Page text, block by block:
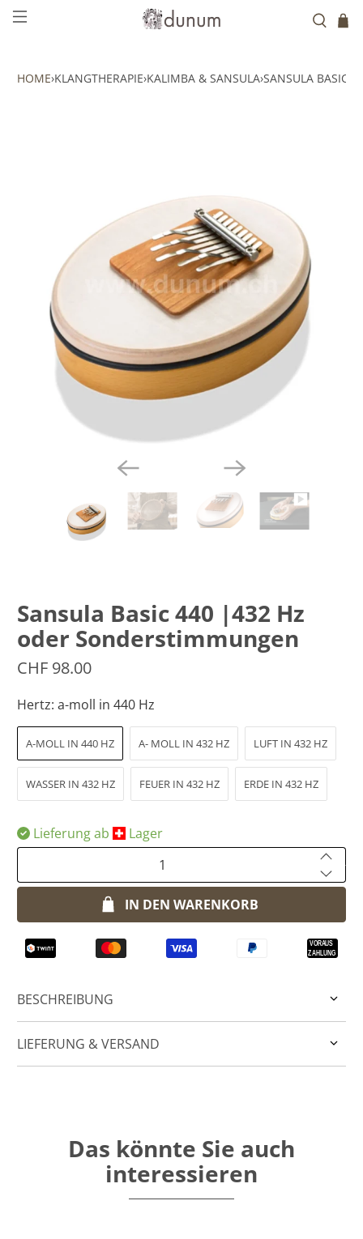
HOME›KLANGTHERAPIE›KALIMBA & SANSULA›SANSULA BASIC
Sansula Basic 440 |432 Hz
oder Sonderstimmungen
CHF 98.00
Hertz:a-moll in 440 Hz
A-MOLL IN 440 HZ A- MOLL IN 432 HZ LUFT IN 432 HZ
WASSER IN 432 HZ FEUER IN 432 HZ ERDE IN 432 HZ
Lieferung ab
​Lager
IN DEN WARENKORB
BESCHREIBUNG
LIEFERUNG & VERSAND
Das könnte Sie auch
interessieren